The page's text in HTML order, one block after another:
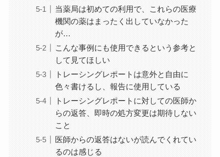
当薬局は初めての利用で、これらの医療
機関の薬はまったく出していなかった
が…
こんな事例にも使用できるという参考と
して見てほしい
トレーシングレポートは意外と自由に
色々書けるし、報告に使用している
トレーシングレポートに対しての医師か
らの返答、即時の処方変更は期待しない
こと
医師からの返答はないが読んでくれてい
るのは感じる